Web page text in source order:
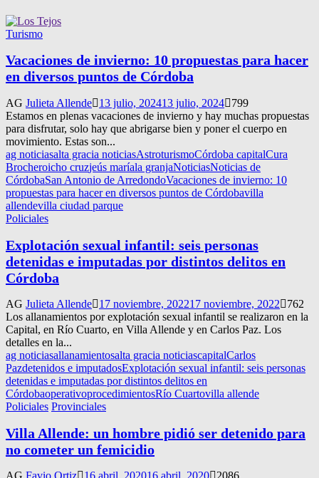
Turismo
Vacaciones de invierno: 10 propuestas para hacer
en diversos puntos de Córdoba
AG Julieta Allende 13 julio, 202413 julio, 2024
799
Estamos en plenas vacaciones de invierno y hay muchas propuestas
para disfrutar, solo hay que abrigarse bien y poner el cuerpo en
movimiento. Estas son...
ag noticiasalta gracia noticiasAstroturismoCórdoba capitalCura
Brocheroicho cruzjeús maríala granjaNoticiasNoticias de
CórdobaSan Antonio de ArredondoVacaciones de invierno: 10
propuestas para hacer en diversos puntos de Córdobavilla
allendevilla ciudad parque
Policiales
Explotación sexual infantil: seis personas
detenidas e imputadas por distintos delitos en
Córdoba
AG Julieta Allende 17 noviembre, 202217 noviembre, 2022
762
Los allanamientos por explotación sexual infantil se realizaron en la
Capital, en Río Cuarto, en Villa Allende y en Carlos Paz. Los
detalles en la...
ag noticiasallanamientosalta gracia noticiascapitalCarlos
Pazdetenidos e imputadosExplotación sexual infantil: seis personas
detenidas e imputadas por distintos delitos en
CórdobaoperativoprocedimientosRío Cuartovilla allende
Policiales Provinciales
Villa Allende: un hombre pidió ser detenido para
no cometer un femicidio